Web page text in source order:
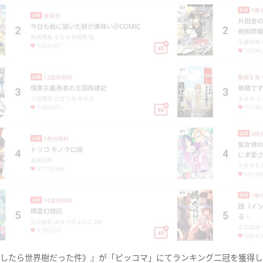
たら世界樹だった件》』が「ピッコマ」にてランキング二冠を獲得